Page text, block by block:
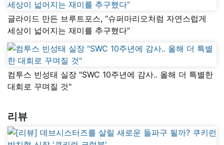
글라이드 만든 브루트포스, “슈퍼마리오처럼 자연스럽게
세상이 넓어지는 재미를 추구했다”
컴투스 빈성태 실장 "SWC 10주년에 감사.. 올해 더 특별한
대회로 꾸며질 것"
리뷰